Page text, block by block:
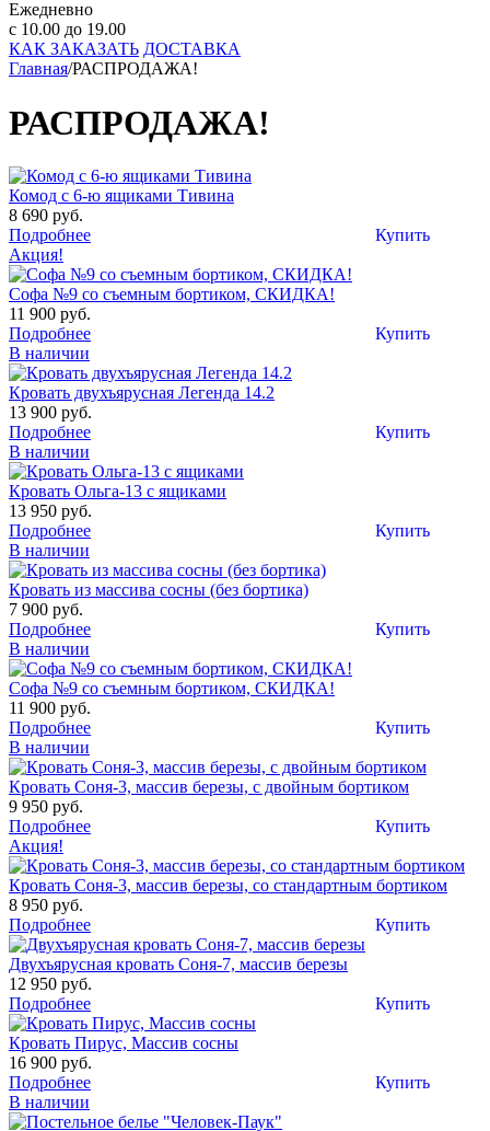
Ежедневно
с 10.00 до 19.00
КАК ЗАКАЗАТЬ ДОСТАВКА
Главная/РАСПРОДАЖА!
РАСПРОДАЖА!
Комод с 6-ю ящиками Тивина
8 690 руб.
Купить
Подробнее
Акция!
Софа №9 со съемным бортиком, СКИДКА!
11 900 руб.
Купить
Подробнее
В наличии
Кровать двухъярусная Легенда 14.2
13 900 руб.
Купить
Подробнее
В наличии
Кровать Ольга-13 с ящиками
13 950 руб.
Купить
Подробнее
В наличии
Кровать из массива сосны (без бортика)
7 900 руб.
Купить
Подробнее
В наличии
Софа №9 со съемным бортиком, СКИДКА!
11 900 руб.
Купить
Подробнее
В наличии
Кровать Соня-3, массив березы, с двойным бортиком
9 950 руб.
Купить
Подробнее
Акция!
Кровать Соня-3, массив березы, со стандартным бортиком
8 950 руб.
Купить
Подробнее
Двухъярусная кровать Соня-7, массив березы
12 950 руб.
Купить
Подробнее
Кровать Пирус, Массив сосны
16 900 руб.
Купить
Подробнее
В наличии